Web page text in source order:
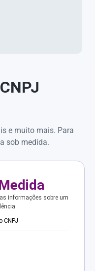
e muito mais. Para
sob medida.
informações sobre um
CNPJ